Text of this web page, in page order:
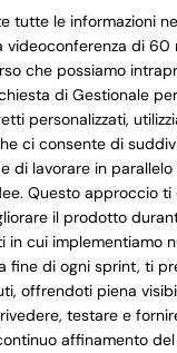
tutte le informazioni
videoconferenza di 60
che possiamo
di Gestionale
personalizzati,
ci consente di
di lavorare in
Questo approccio
il prodotto
in cui implementiamo
fine di ogni sprint, ti
offrendoti piena
testare e
affinamento